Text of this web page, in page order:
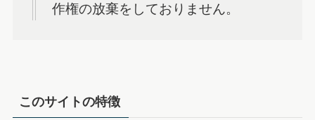
作権の放棄をしておりません。
このサイトの特徴